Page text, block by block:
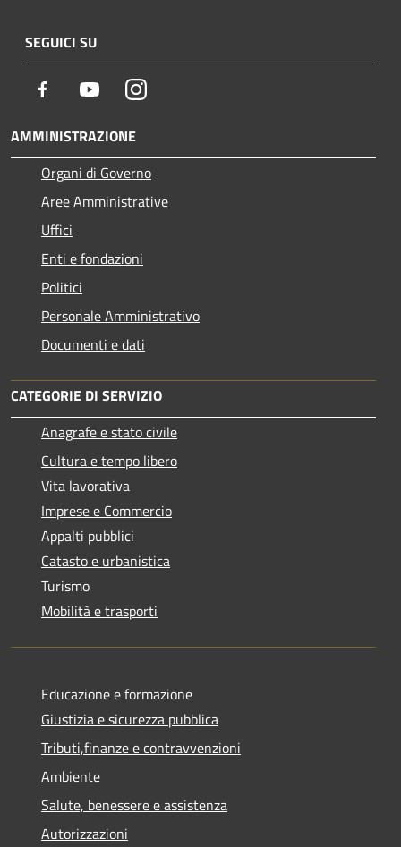
SEGUICI SU
Facebook YoutubeInstagram
AMMINISTRAZIONE
Organi di Governo
Aree Amministrative
Uffici
Enti e fondazioni
Politici
Personale Amministrativo
Documenti e dati
CATEGORIE DI SERVIZIO
Anagrafe e stato civile
Cultura e tempo libero
Vita lavorativa
Imprese e Commercio
Appalti pubblici
Catasto e urbanistica
Turismo
Mobilità e trasporti
Educazione e formazione
Giustizia e sicurezza pubblica
Tributi,finanze e contravvenzioni
Ambiente
Salute, benessere e assistenza
Autorizzazioni